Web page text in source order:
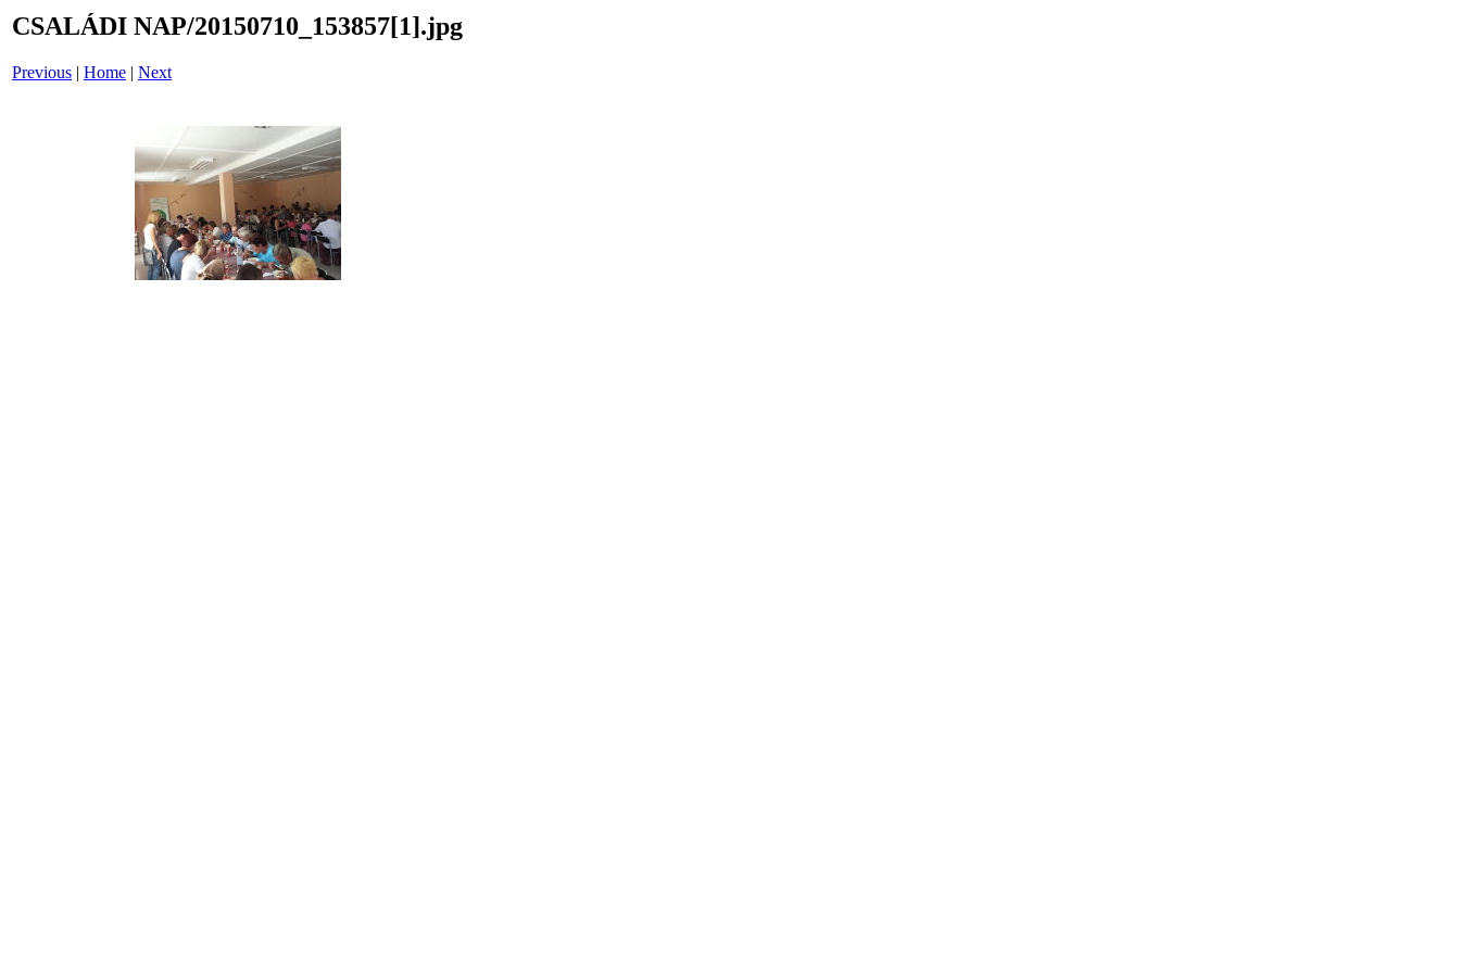
CSALÁDI NAP/20150710_153857[1].jpg
Previous | Home | Next